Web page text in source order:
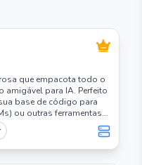
que empacota todo o
amigável para IA. Perfeito
base de código para
ou outras ferramentas
Perplexity, Gemini,